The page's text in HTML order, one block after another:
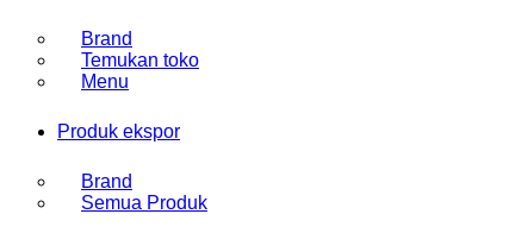
Brand
Temukan toko
Menu
Produk ekspor
Brand
Semua Produk